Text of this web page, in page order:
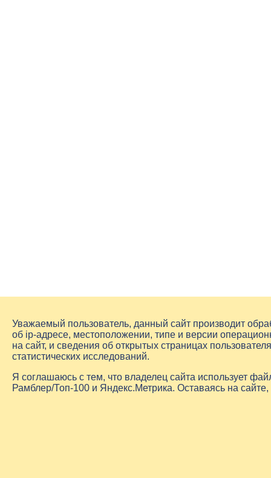
Уважаемый пользователь, данный сайт производит
об ip-адресе, местоположении, типе и версии
на сайт, и сведения об открытых страницах
статистических исследований.
Я соглашаюсь с тем, что владелец сайта использует
Рамблер/Топ-100 и Яндекс.Метрика. Оставаясь на